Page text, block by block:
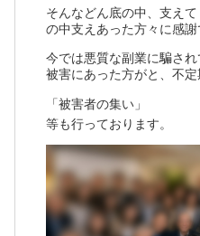
そんなどん底の中、支え
の中支えあった方々に感謝
今では悪質な副業に騙さ
被害にあった方がと、不定
「被害者の集い」
等も行っております。